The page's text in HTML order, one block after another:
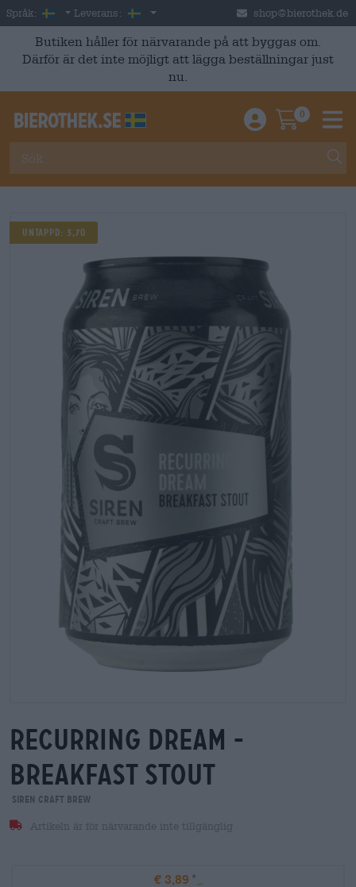
Skip to main content
Språk: Swedish
Leverans: Sverige shop@bierothek.de
Butiken håller för närvarande på att byggas om.
Därför är det inte möjligt att lägga beställningar just
nu.
Einloggen /
0
UNTAPPD: 3,70
recurring dream -
breakfast stout
Siren Craft Brew
Artikeln är för närvarande inte tillgänglig
€ 3,89